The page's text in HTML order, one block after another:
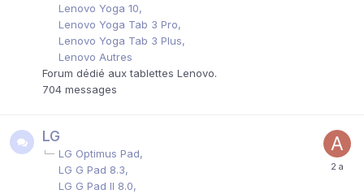
Lenovo Yoga 10
Lenovo Yoga Tab 3 Pro
Lenovo Yoga Tab 3 Plus
Lenovo Autres
Forum dédié aux tablettes Lenovo.
704 messages
LG
LG Optimus Pad
LG G Pad 8.3
LG G Pad II 8.0